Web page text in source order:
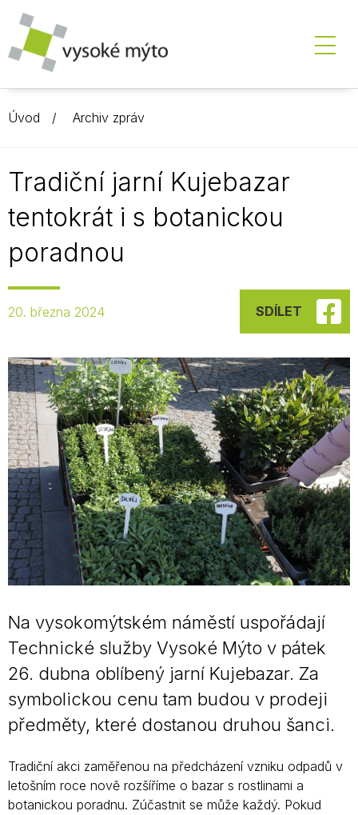
Úvod Archiv zpráv
Tradiční jarní Kujebazar
tentokrát i s botanickou
poradnou
20. března 2024 SDÍLET
Na vysokomýtském náměstí uspořádají
Technické služby Vysoké Mýto v pátek
26. dubna oblíbený jarní Kujebazar. Za
symbolickou cenu tam budou v prodeji
předměty, které dostanou druhou šanci.
Tradiční akci zaměřenou na předcházení vzniku odpadů v
letošním roce nově rozšíříme o bazar s rostlinami a
botanickou poradnu. Zúčastnit se může každý. Pokud